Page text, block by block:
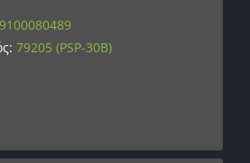
9100080489
79205 (PSP-30B)